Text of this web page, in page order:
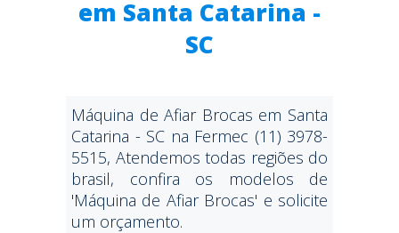
em Santa Catarina -
SC
Máquina de Afiar Brocas em Santa
Catarina - SC na Fermec (11) 3978-
5515, Atendemos todas regiões do
brasil, confira os modelos de
'Máquina de Afiar Brocas' e solicite
um orçamento.